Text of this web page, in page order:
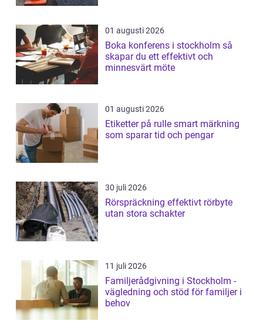
01 augusti 2026
Boka konferens i stockholm så
skapar du ett effektivt och
minnesvärt möte
01 augusti 2026
Etiketter på rulle smart märkning
som sparar tid och pengar
30 juli 2026
Rörspräckning effektivt rörbyte
utan stora schakter
11 juli 2026
Familjerådgivning i Stockholm -
vägledning och stöd för familjer i
behov